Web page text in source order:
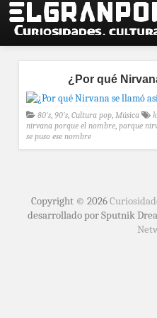
¿Por qué
80's, 90's, Cultura pop, Música
nirvana porque el nombre, porque
se puso ese nombre
Copyright © 2026
desarrollado por Sputnik